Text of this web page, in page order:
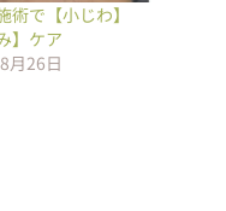
術で【小じわ】
】ケア
月26日